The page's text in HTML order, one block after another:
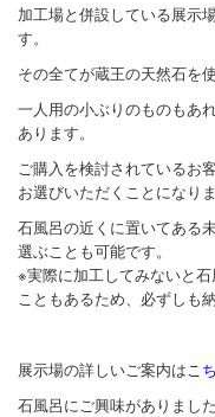
加工場と併設している展示
す。
その全てが蔵王の天然石を
一人用の小ぶりのものもあ
あります。
ご購入を検討されているお
お選びいただくことになりま
石風呂の近くに置いてある
選ぶことも可能です。
※実際に加工してみないと
こともあるため、必ずしも
展示場の詳しいご案内は こ
石風呂にご興味がありまし